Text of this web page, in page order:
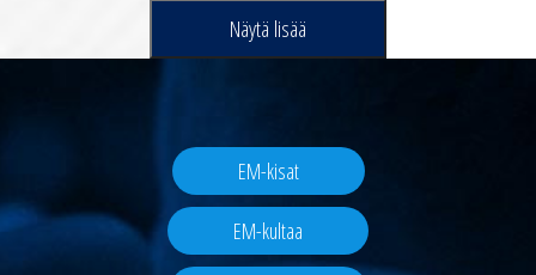
Näytä lisää
EM-kisat
EM-kultaa